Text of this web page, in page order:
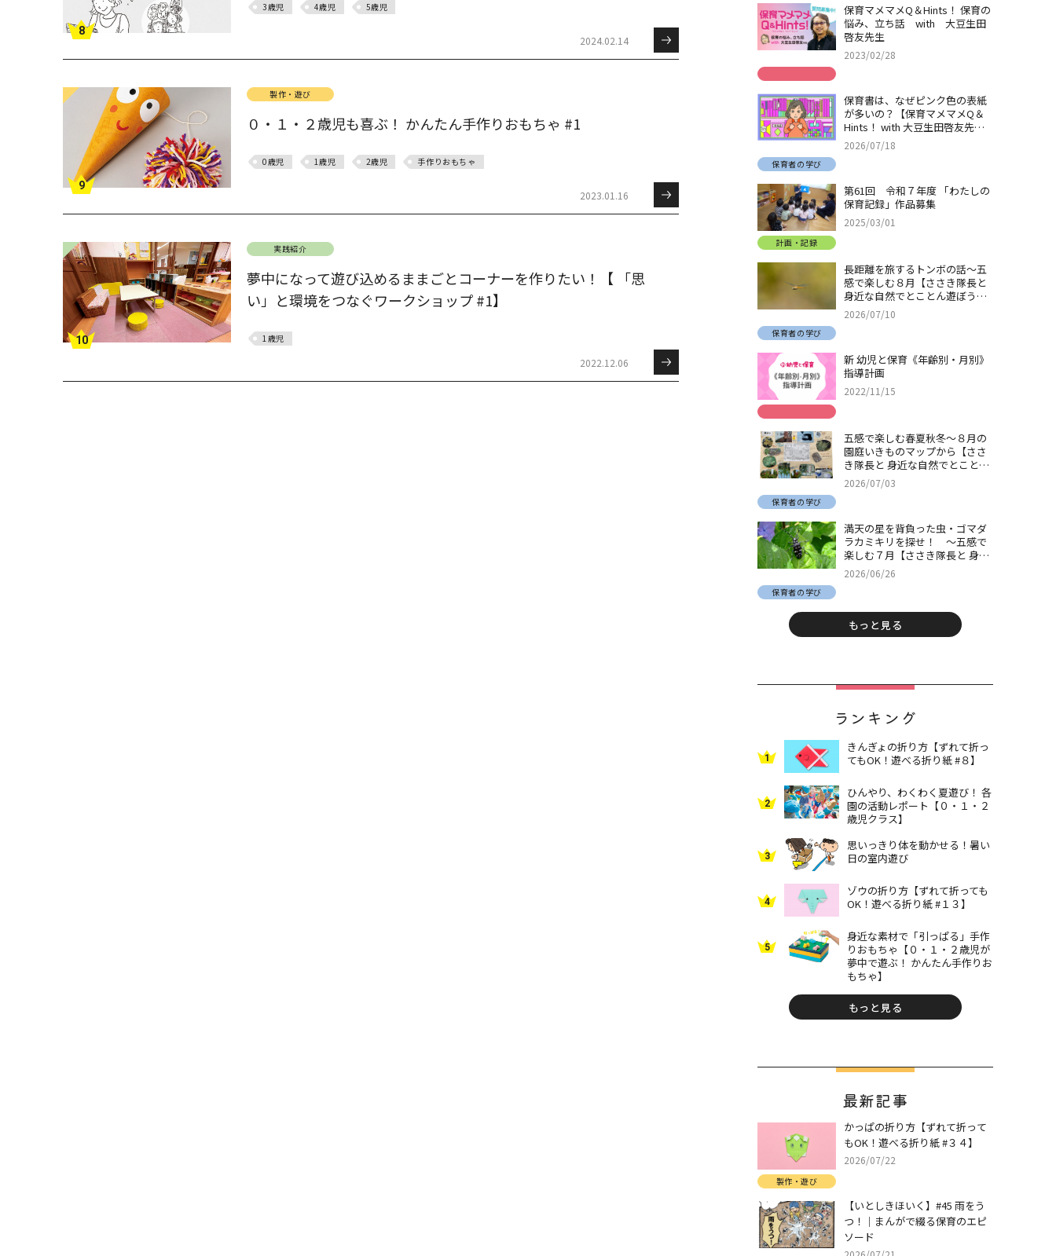
8
3歳児 4歳児 5歳児
2024.02.14
9
製作・遊び
０・１・２歳児も喜ぶ！ かんたん手作りおもちゃ #1
0歳児 1歳児 2歳児 手作りおもちゃ
2023.01.16
10
実践紹介
夢中になって遊び込めるままごとコーナーを作りたい！【 「思
い」と環境をつなぐワークショップ #1】
1歳児
2022.12.06
保育マメマメQ＆Hints！ 保育の
悩み、立ち話 with 大豆生田
啓友先生
2023/02/28
保育書は、なぜピンク色の表紙
が多いの？【保育マメマメQ＆
Hints！ with 大豆生田啓友先
生】
2026/07/18
保育者の学び
第61回 令和７年度 「わたしの
保育記録」作品募集
2025/03/01
計画・記録
長距離を旅するトンボの話～五
感で楽しむ８月【ささき隊長と
身近な自然でとことん遊ぼう！
＃32】
2026/07/10
保育者の学び
新 幼児と保育《年齢別・月別》
指導計画
2022/11/15
五感で楽しむ春夏秋冬～８月の
園庭いきものマップから【ささ
き隊長と 身近な自然でとことん
遊ぼう！＃31】
2026/07/03
保育者の学び
満天の星を背負った虫・ゴマダ
ラカミキリを探せ！ ～五感で
楽しむ７月【ささき隊長と 身近
な自然でとことん遊ぼう！＃
30】
2026/06/26
保育者の学び
もっと見る
ランキング
1
きんぎょの折り方【ずれて折っ
てもOK！遊べる折り紙 #８】
2
ひんやり、わくわく夏遊び！ 各
園の活動レポート【０・１・２
歳児クラス】
3
思いっきり体を動かせる！暑い
日の室内遊び
4
ゾウの折り方【ずれて折っても
OK！遊べる折り紙 #１３】
5
身近な素材で「引っぱる」手作
りおもちゃ【０・１・２歳児が
夢中で遊ぶ！ かんたん手作りお
もちゃ】
もっと見る
最新記事
かっぱの折り方【ずれて折って
もOK！遊べる折り紙 #３４】
2026/07/22
製作・遊び
【いとしきほいく】#45 雨をう
つ！｜まんがで綴る保育のエピ
ソード